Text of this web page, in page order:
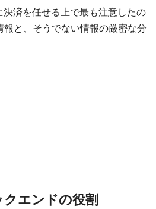
済を任せる上で最も注意したの
と、そうでない情報の厳密な分
クエンドの役割